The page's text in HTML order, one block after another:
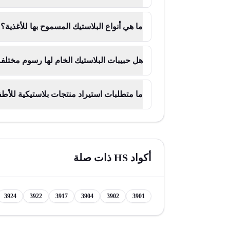
ما هي أنواع البلاستيك المسموح بها للأغذية؟
هل حبيبات البلاستيك الخام لها رسوم
ما متطلبات استيراد منتجات بلاستيكية
أكواد HS ذات صلة
3901
3902
3904
3917
3922
3924